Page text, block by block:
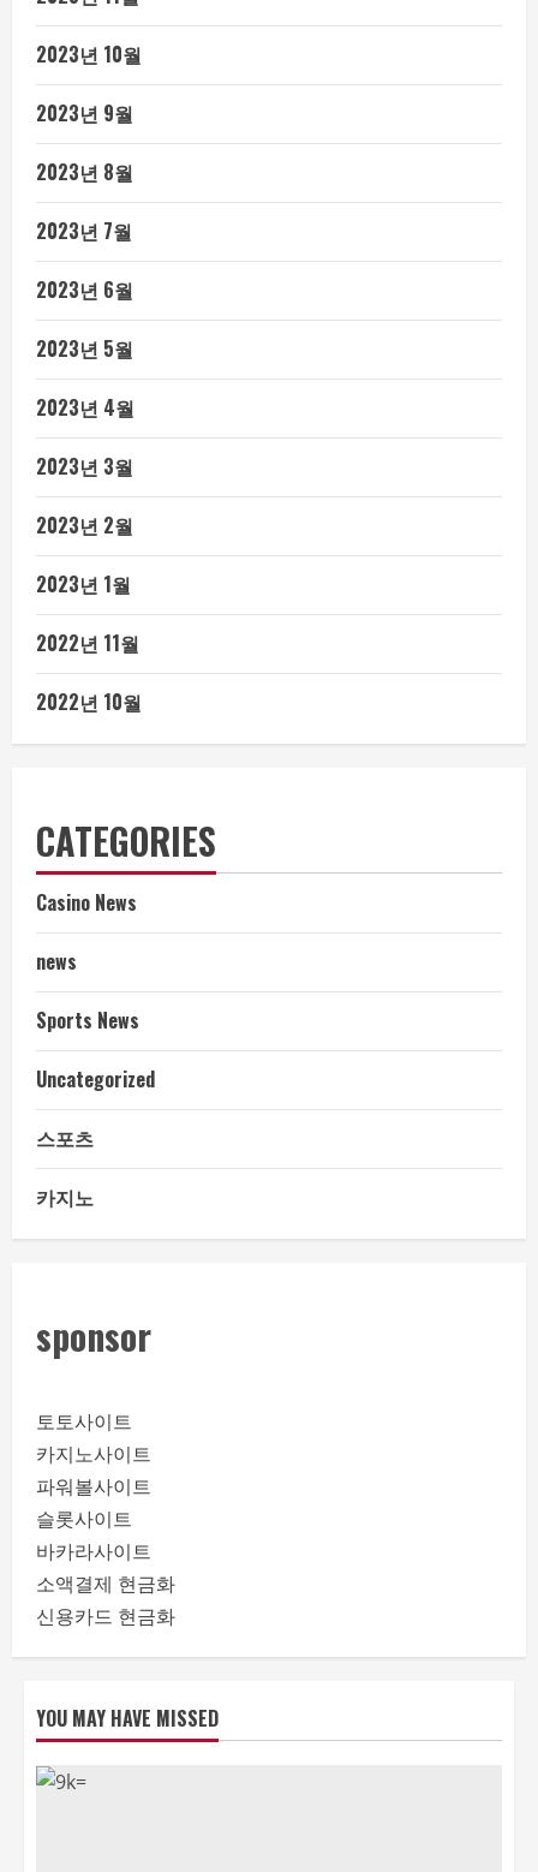
2023년 10월
2023년 9월
2023년 8월
2023년 7월
2023년 6월
2023년 5월
2023년 4월
2023년 3월
2023년 2월
2023년 1월
2022년 11월
2022년 10월
CATEGORIES
Casino News
news
Sports News
Uncategorized
스포츠
카지노
sponsor
토토사이트
카지노사이트
파워볼사이트
슬롯사이트
바카라사이트
소액결제 현금화
신용카드 현금화
YOU MAY HAVE MISSED